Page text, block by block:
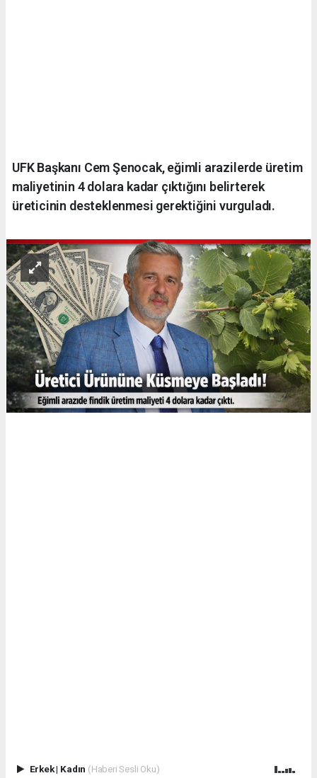
UFK Başkanı Cem Şenocak, eğimli arazilerde üretim
maliyetinin 4 dolara kadar çıktığını belirterek
üreticinin desteklenmesi gerektiğini vurguladı.
Erkek| Kadın (Haberi Sesli Oku)